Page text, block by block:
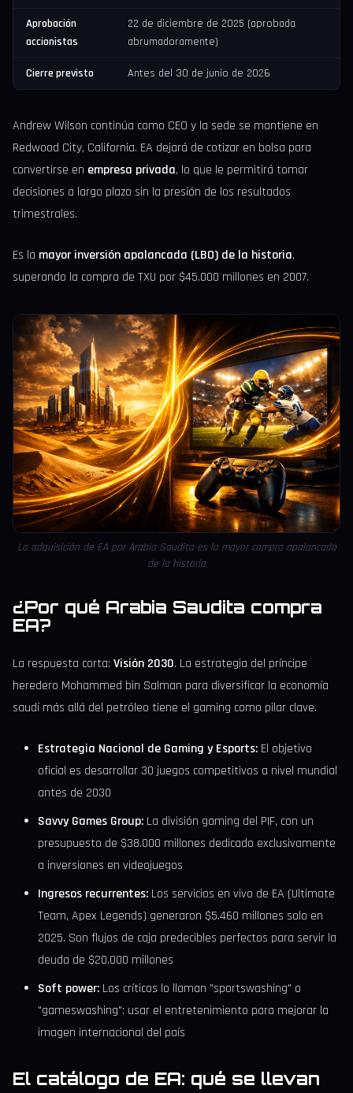
Aprobación
accionistas
22 de diciembre de 2025 (aprobada
abrumadoramente)
Cierre previsto Antes del 30 de junio de 2026
Andrew Wilson continúa como CEO y la sede se mantiene en
Redwood City, California. EA dejará de cotizar en bolsa para
convertirse en empresa privada, lo que le permitirá tomar
decisiones a largo plazo sin la presión de los resultados
trimestrales.
Es la mayor inversión apalancada (LBO) de la historia,
superando la compra de TXU por $45.000 millones en 2007.
La adquisición de EA por Arabia Saudita es la mayor compra apalancada
de la historia
¿Por qué Arabia Saudita compra
EA?
La respuesta corta: Visión 2030. La estrategia del príncipe
heredero Mohammed bin Salman para diversificar la economía
saudí más allá del petróleo tiene el gaming como pilar clave.
Estrategia Nacional de Gaming y Esports: El objetivo
oficial es desarrollar 30 juegos competitivos a nivel mundial
antes de 2030
Savvy Games Group: La división gaming del PIF, con un
presupuesto de $38.000 millones dedicado exclusivamente
a inversiones en videojuegos
Ingresos recurrentes: Los servicios en vivo de EA (Ultimate
Team, Apex Legends) generaron $5.460 millones solo en
2025. Son flujos de caja predecibles perfectos para servir la
deuda de $20.000 millones
Soft power: Los críticos lo llaman "sportswashing" o
"gameswashing": usar el entretenimiento para mejorar la
imagen internacional del país
El catálogo de EA: qué se llevan